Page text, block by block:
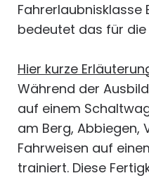
Fahrerlaubnisklasse
bedeutet das für
Hier kurze
Während der
auf einem
am Berg,
Fahrweisen auf
trainiert. Diese